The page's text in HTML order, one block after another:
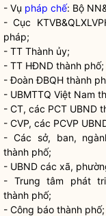
- Vụ pháp chế: Bộ
- Cục
pháp;
- TT Thành ủy;
- TT HĐND thành phố;
- Đoàn ĐBQH thành
- UBMTTQ Việt Nam
- CT, các PCT UBND
- CVP, các PCVP
- Các sở, ban,
thành phố;
- UBND các xã,
- Trung tâm phát
thành phố;
- Công báo thành phố;